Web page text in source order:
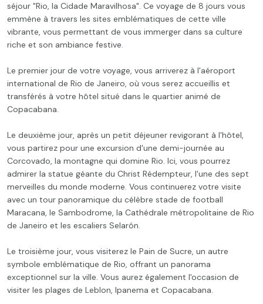
séjour "Rio, la Cidade Maravilhosa". Ce voyage de 8 jours vous
emmène à travers les sites emblématiques de cette ville
vibrante, vous permettant de vous immerger dans sa culture
riche et son ambiance festive.
Le premier jour de votre voyage, vous arriverez à l'aéroport
international de Rio de Janeiro, où vous serez accueillis et
transférés à votre hôtel situé dans le quartier animé de
Copacabana.
Le deuxième jour, après un petit déjeuner revigorant à l'hôtel,
vous partirez pour une excursion d'une demi-journée au
Corcovado, la montagne qui domine Rio. Ici, vous pourrez
admirer la statue géante du Christ Rédempteur, l'une des sept
merveilles du monde moderne. Vous continuerez votre visite
avec un tour panoramique du célèbre stade de football
Maracana, le Sambodrome, la Cathédrale métropolitaine de Rio
de Janeiro et les escaliers Selarón.
Le troisième jour, vous visiterez le Pain de Sucre, un autre
symbole emblématique de Rio, offrant un panorama
exceptionnel sur la ville. Vous aurez également l'occasion de
visiter les plages de Leblon, Ipanema et Copacabana.